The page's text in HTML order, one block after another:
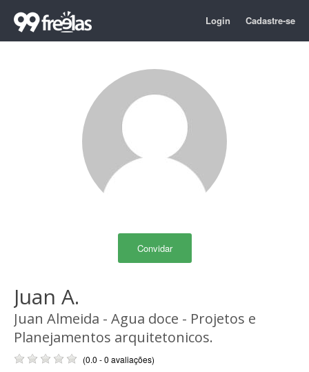
Login Cadastre-se
Convidar
Juan A.
Juan Almeida - Agua doce - Projetos e
Planejamentos arquitetonicos.
(0.0 - 0 avaliações)